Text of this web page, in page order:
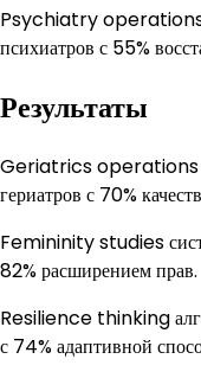
Psychiatry operations
психиатров с 55%
Результаты
Geriatrics operations
гериатров с 70%
Femininity studies
82% расширением прав.
Resilience thinking
с 74% адаптивной